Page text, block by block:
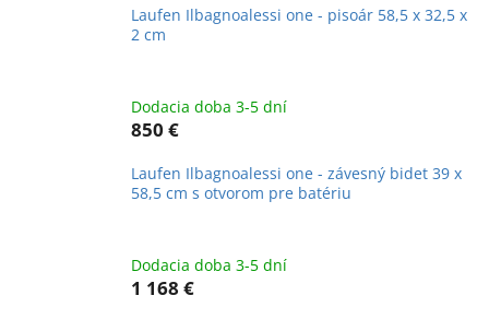
Laufen Ilbagnoalessi one - pisoár 58,5 x 32,5 x
2 cm
Dodacia doba 3-5 dní
850 €
Laufen Ilbagnoalessi one - závesný bidet 39 x
58,5 cm s otvorom pre batériu
Dodacia doba 3-5 dní
1 168 €